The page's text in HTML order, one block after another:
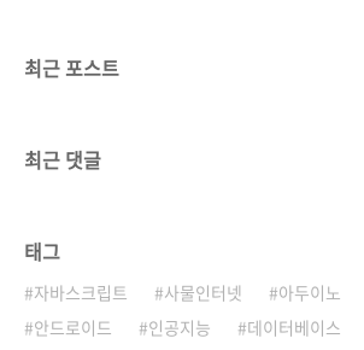
최근 포스트
최근 댓글
태그
자바스크립트 사물인터넷 아두이노
안드로이드
인공지능 데이터베이스